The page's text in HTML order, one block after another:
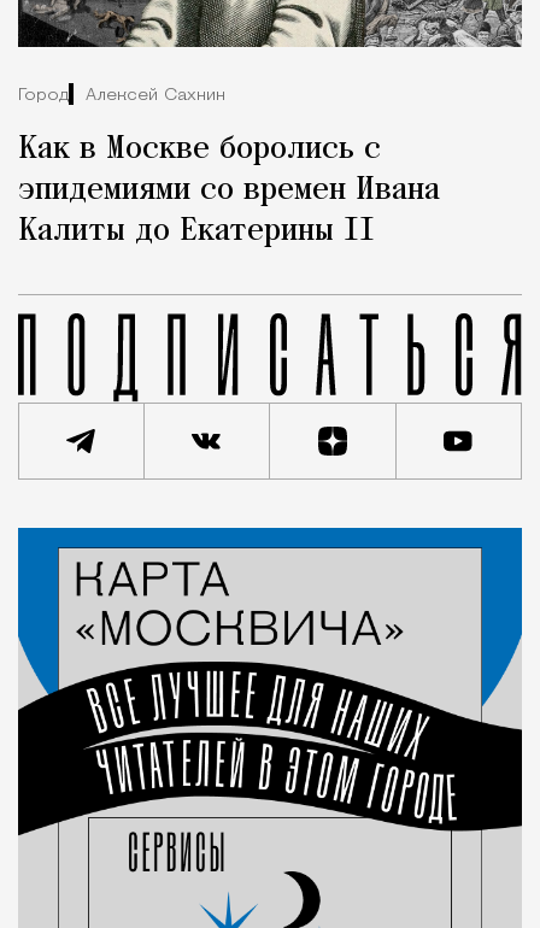
Город Алексей Сахнин
Как в Москве боролись с
эпидемиями со времен Ивана
Калиты до Екатерины II